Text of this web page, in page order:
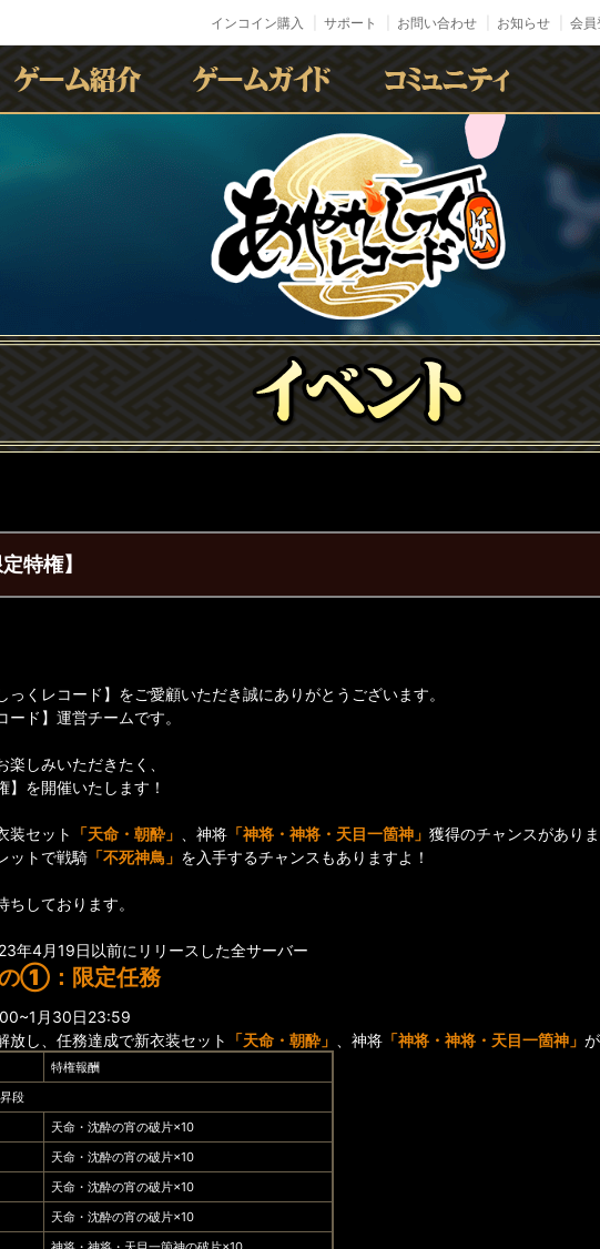
インコイン購入 サポート お問い合わせ お知らせ 会員
特権】
っくレコード】をご愛顧いただき誠にありがとうございます。
ード】運営チームです。
楽しみいただきたく、
】を開催いたします！
装セット 「天命・朝酔 」 、神将 「神将・神将・天目一箇神 」 獲得のチャンスがありま
ットで戦騎 「不死神鳥」 を入手するチャンスもありますよ！
しております。
年4月19日以前にリリースした全サーバー
①：限定任務
月30日23:59
放し、任務達成で新衣装セット
「天命・朝酔 」 、神将 「神将・神将・天目一箇神 」
特権報酬
段
天命・沈酔の宵の破片×10
天命・沈酔の宵の破片×10
天命・沈酔の宵の破片×10
天命・沈酔の宵の破片×10